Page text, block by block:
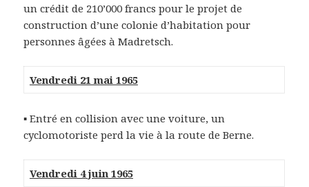
un crédit de 210’000 francs pour le projet de
construction d’une colonie d’habitation pour
personnes âgées à Madretsch.
Vendredi 21 mai 1965
▪ Entré en collision avec une voiture, un
cyclomotoriste perd la vie à la route de Berne.
Vendredi 4 juin 1965